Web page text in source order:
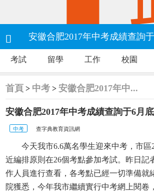
 安徽合肥2017年中考成績查詢
考試 留學 工作 校園
首頁 > 中考 >安徽合肥2017年中...
安徽合肥2017年中考成績查詢于6月
中考 查字典教育資訊網
今天我市6.6萬名學生迎來中考，市
近編排原則在26個考點參加考試。昨日記
作人員進行查看，各考點已經一切準備就
院獲悉，今年我市繼續實行中考網上閱卷